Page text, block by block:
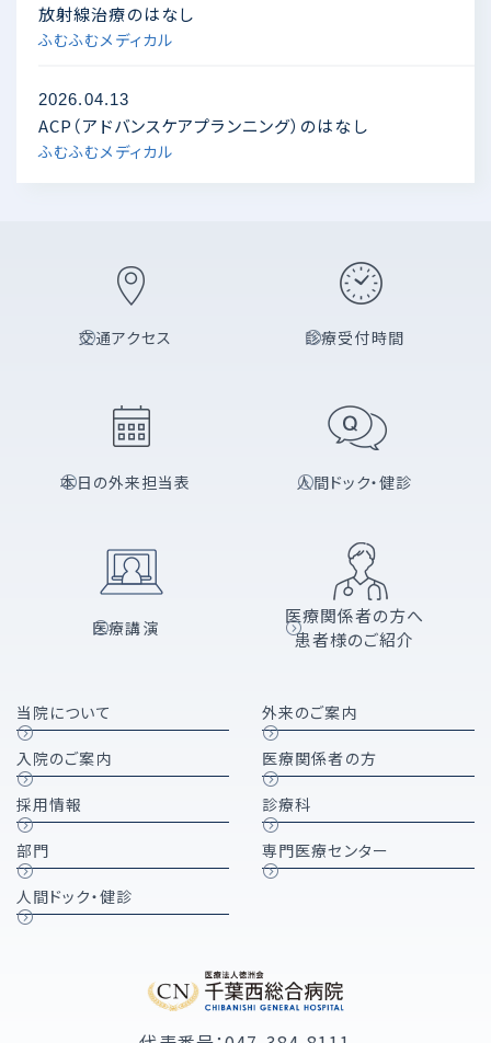
放射線治療のはなし
ふむふむメディカル
2026.04.13
ACP（アドバンスケアプランニング）のはなし
ふむふむメディカル
交通アクセス 診療受付時間
本日の外来担当表 人間ドック・健診
医療講演
医療関係者の方へ
患者様のご紹介
当院について 外来のご案内
入院のご案内 医療関係者の方
採用情報 診療科
部門 専門医療センター
人間ドック・健診